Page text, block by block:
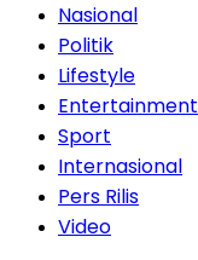
Nasional
Politik
Lifestyle
Entertainment
Sport
Internasional
Pers Rilis
Video